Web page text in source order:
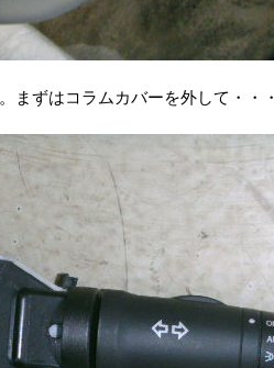
まずはコラムカバーを外して・・・